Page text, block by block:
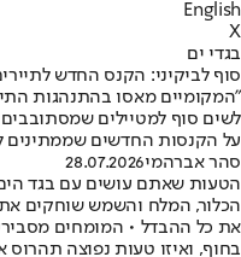
English
X
בגדי ים
סוף לביקיני: הקנס החדש
"המקומיים מאסו בהתנהגות
לשים סוף למטיילים
על הקנסות החדשים שממתינים
סהר אברהמי28.07.2026
הטעות שאתם עושים עם בגד
הכלור, המלח והשמש שוחקים
את כל ההבדל • המומחים
בחוף, ואיזו טעות נפוצה